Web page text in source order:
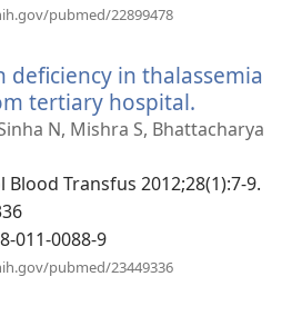
pubmed/22899478
窗
口）
deficiency in thalassemia
tertiary hospital.
开
窗
N, Mishra S, Bhattacharya
Blood Transfus 2012;28(1):7-9.
011-0088-9
pubmed/23449336